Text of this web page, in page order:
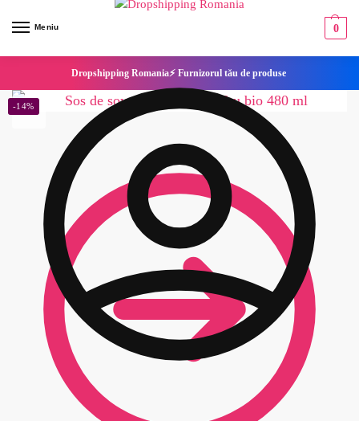
Meniu 0
Dropshipping Romania⚡ Furnizorul tău de produse
-14%